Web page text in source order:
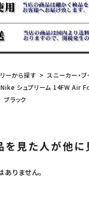
ーから探す
スニーカー・
シュプリーム 14FW Air
ブラック
を見た人が他に
りません。